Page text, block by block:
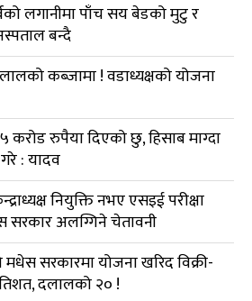
लगानीमा पाँच सय बेडको मुटु र
बन्दै
कब्जामा ! वडाध्यक्षको योजना
करोड रुपैया दिएको छु, हिसाब माग्दा
: यादव
नियुक्ति नभए एसइई परीक्षा
सरकार अलग्गिने चेतावनी
सरकारमा योजना खरिद विक्री-
दलालको २० !